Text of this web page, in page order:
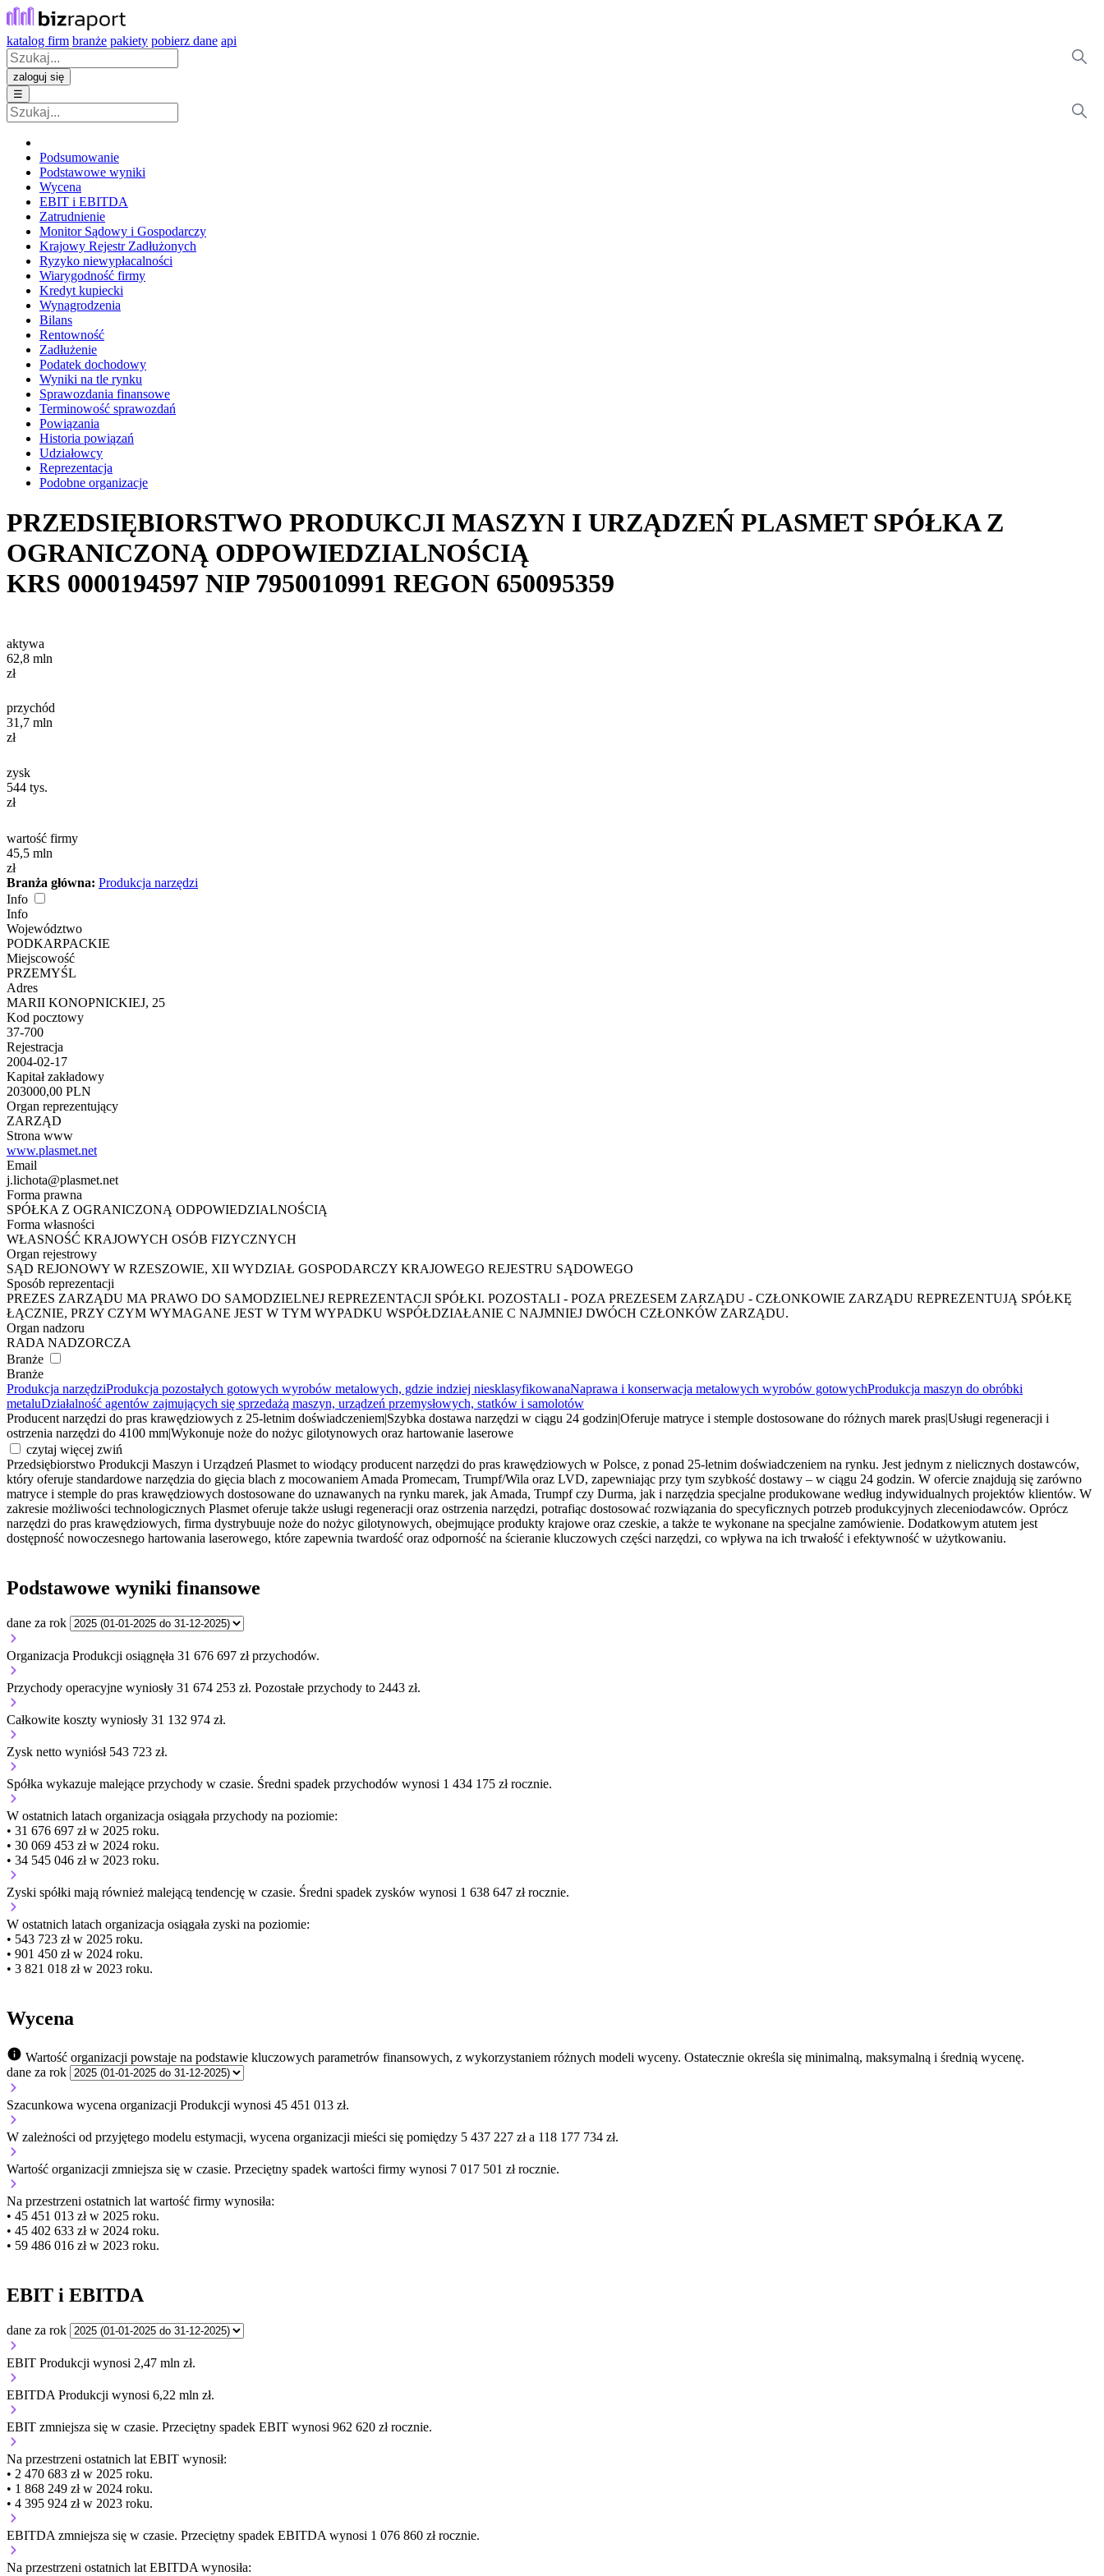
katalog firm branże pakiety pobierz dane api
zaloguj się
☰
Podsumowanie
Podstawowe wyniki
Wycena
EBIT i EBITDA
Zatrudnienie
Monitor Sądowy i Gospodarczy
Krajowy Rejestr Zadłużonych
Ryzyko niewypłacalności
Wiarygodność firmy
Kredyt kupiecki
Wynagrodzenia
Bilans
Rentowność
Zadłużenie
Podatek dochodowy
Wyniki na tle rynku
Sprawozdania finansowe
Terminowość sprawozdań
Powiązania
Historia powiązań
Udziałowcy
Reprezentacja
Podobne organizacje
PRZEDSIĘBIORSTWO PRODUKCJI MASZYN I URZĄDZEŃ PLASMET SPÓŁKA Z
OGRANICZONĄ ODPOWIEDZIALNOŚCIĄ
KRS 0000194597 NIP 7950010991 REGON 650095359
aktywa
62,8 mln
zł
przychód
31,7 mln
zł
zysk
544 tys.
zł
wartość firmy
45,5 mln
zł
Branża główna: Produkcja narzędzi
Info
Info
Województwo
PODKARPACKIE
Miejscowość
PRZEMYŚL
Adres
MARII KONOPNICKIEJ, 25
Kod pocztowy
37-700
Rejestracja
2004-02-17
Kapitał zakładowy
203000,00 PLN
Organ reprezentujący
ZARZĄD
Strona www
www.plasmet.net
Email
j.lichota@plasmet.net
Forma prawna
SPÓŁKA Z OGRANICZONĄ ODPOWIEDZIALNOŚCIĄ
Forma własności
WŁASNOŚĆ KRAJOWYCH OSÓB FIZYCZNYCH
Organ rejestrowy
SĄD REJONOWY W RZESZOWIE, XII WYDZIAŁ GOSPODARCZY KRAJOWEGO REJESTRU SĄDOWEGO
Sposób reprezentacji
PREZES ZARZĄDU MA PRAWO DO SAMODZIELNEJ REPREZENTACJI SPÓŁKI. POZOSTALI - POZA PREZESEM ZARZĄDU - CZŁONKOWIE ZARZĄDU REPREZENTUJĄ SPÓŁKĘ
ŁĄCZNIE, PRZY CZYM WYMAGANE JEST W TYM WYPADKU WSPÓŁDZIAŁANIE C NAJMNIEJ DWÓCH CZŁONKÓW ZARZĄDU.
Organ nadzoru
RADA NADZORCZA
Branże
Branże
Produkcja narzędziProdukcja pozostałych gotowych wyrobów metalowych, gdzie indziej niesklasyfikowanaNaprawa i konserwacja metalowych wyrobów gotowychProdukcja maszyn do obróbki
metaluDziałalność agentów zajmujących się sprzedażą maszyn, urządzeń przemysłowych, statków i samolotów
Producent narzędzi do pras krawędziowych z 25-letnim doświadczeniem Szybka dostawa narzędzi w ciągu 24 godzinOferuje matryce i stemple dostosowane do różnych marek prasUsługi regeneracji i
ostrzenia narzędzi do 4100 mmWykonuje noże do nożyc gilotynowych oraz hartowanie laserowe
czytaj więcej zwiń
Przedsiębiorstwo Produkcji Maszyn i Urządzeń Plasmet to wiodący producent narzędzi do pras krawędziowych w Polsce, z ponad 25-letnim doświadczeniem na rynku. Jest jednym z nielicznych dostawców,
który oferuje standardowe narzędzia do gięcia blach z mocowaniem Amada Promecam, Trumpf/Wila oraz LVD, zapewniając przy tym szybkość dostawy – w ciągu 24 godzin. W ofercie znajdują się zarówno
matryce i stemple do pras krawędziowych dostosowane do uznawanych na rynku marek, jak Amada, Trumpf czy Durma, jak i narzędzia specjalne produkowane według indywidualnych projektów klientów. W
zakresie możliwości technologicznych Plasmet oferuje także usługi regeneracji oraz ostrzenia narzędzi, potrafiąc dostosować rozwiązania do specyficznych potrzeb produkcyjnych zleceniodawców. Oprócz
narzędzi do pras krawędziowych, firma dystrybuuje noże do nożyc gilotynowych, obejmujące produkty krajowe oraz czeskie, a także te wykonane na specjalne zamówienie. Dodatkowym atutem jest
dostępność nowoczesnego hartowania laserowego, które zapewnia twardość oraz odporność na ścieranie kluczowych części narzędzi, co wpływa na ich trwałość i efektywność w użytkowaniu.
Podstawowe wyniki finansowe
dane za rok
Organizacja Produkcji osiągnęła 31 676 697 zł przychodów.
Przychody operacyjne wyniosły 31 674 253 zł. Pozostałe przychody to 2443 zł.
Całkowite koszty wyniosły 31 132 974 zł.
Zysk netto wyniósł 543 723 zł.
Spółka wykazuje malejące przychody w czasie. Średni spadek przychodów wynosi 1 434 175 zł rocznie.
W ostatnich latach organizacja osiągała przychody na poziomie:
• 31 676 697 zł w 2025 roku.
• 30 069 453 zł w 2024 roku.
• 34 545 046 zł w 2023 roku.
Zyski spółki mają również malejącą tendencję w czasie. Średni spadek zysków wynosi 1 638 647 zł rocznie.
W ostatnich latach organizacja osiągała zyski na poziomie:
• 543 723 zł w 2025 roku.
• 901 450 zł w 2024 roku.
• 3 821 018 zł w 2023 roku.
Wycena
Wartość organizacji powstaje na podstawie kluczowych parametrów finansowych, z wykorzystaniem różnych modeli wyceny. Ostatecznie określa się minimalną, maksymalną i średnią wycenę.
dane za rok
Szacunkowa wycena organizacji Produkcji wynosi 45 451 013 zł.
W zależności od przyjętego modelu estymacji, wycena organizacji mieści się pomiędzy 5 437 227 zł a 118 177 734 zł.
Wartość organizacji zmniejsza się w czasie. Przeciętny spadek wartości firmy wynosi 7 017 501 zł rocznie.
Na przestrzeni ostatnich lat wartość firmy wynosiła:
• 45 451 013 zł w 2025 roku.
• 45 402 633 zł w 2024 roku.
• 59 486 016 zł w 2023 roku.
EBIT i EBITDA
dane za rok
EBIT Produkcji wynosi 2,47 mln zł.
EBITDA Produkcji wynosi 6,22 mln zł.
EBIT zmniejsza się w czasie. Przeciętny spadek EBIT wynosi 962 620 zł rocznie.
Na przestrzeni ostatnich lat EBIT wynosił:
• 2 470 683 zł w 2025 roku.
• 1 868 249 zł w 2024 roku.
• 4 395 924 zł w 2023 roku.
EBITDA zmniejsza się w czasie. Przeciętny spadek EBITDA wynosi 1 076 860 zł rocznie.
Na przestrzeni ostatnich lat EBITDA wynosiła: